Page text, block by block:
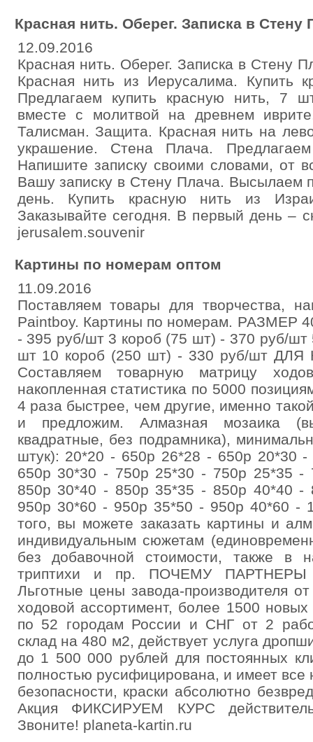
Красная нить. Оберег. Записка в Стену
12.09.2016
Красная нить. Оберег. Записка в Стену
Красная нить из Иерусалима. Купить
Предлагаем купить красную нить, 7
вместе с молитвой на древнем
Талисман. Защита. Красная нить на
украшение. Стена Плача.
Напишите записку своими словами, от
Вашу записку в Стену Плача. Высылаем
день. Купить красную нить из
Заказывайте сегодня. В первый день –
jerusalem.souvenir
Картины по номерам оптом
11.09.2016
Поставляем товары для творчества,
Paintboy. Картины по номерам. РАЗМЕР
- 395 руб/шт 3 короб (75 шт) - 370 руб/
шт 10 короб (250 шт) - 330 руб/шт
Составляем товарную матрицу
накопленная статистика по 5000
4 раза быстрее, чем другие, именно
и предложим. Алмазная мозаика
квадратные, без подрамника),
штук): 20*20 - 650р 26*28 - 650р 20*30
650р 30*30 - 750р 25*30 - 750р 25*35 -
850р 30*40 - 850р 35*35 - 850р 40*40 -
950р 30*60 - 950р 35*50 - 950р 40*60 -
того, вы можете заказать картины и
индивидуальным сюжетам
без добавочной стоимости, также в
триптихи и пр. ПОЧЕМУ
Льготные цены завода-производителя
ходовой ассортимент, более 1500
по 52 городам России и СНГ от 2
склад на 480 м2, действует услуга
до 1 500 000 рублей для постоянных
полностью русифицирована, и имеет
безопасности, краски абсолютно
Акция ФИКСИРУЕМ КУРС
Звоните! planeta-kartin.ru